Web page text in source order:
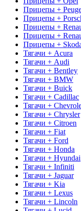
Прицепы +
Прицепы +
Прицепы +
Прицепы +
Прицепы +
Тягачи + Acura
Тягачи + Audi
Тягачи + Bentley
Тягачи + BMW
Тягачи + Buick
Тягачи + Cadillac
Тягачи +
Тягачи + Chrysler
Тягачи + Citroen
Тягачи + Fiat
Тягачи + Ford
Тягачи + Honda
Тягачи + Hyundai
Тягачи + Infiniti
Тягачи + Jaguar
Тягачи + Kia
Тягачи + Lexus
Тягачи + Lincoln